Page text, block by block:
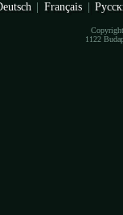
Français
1122